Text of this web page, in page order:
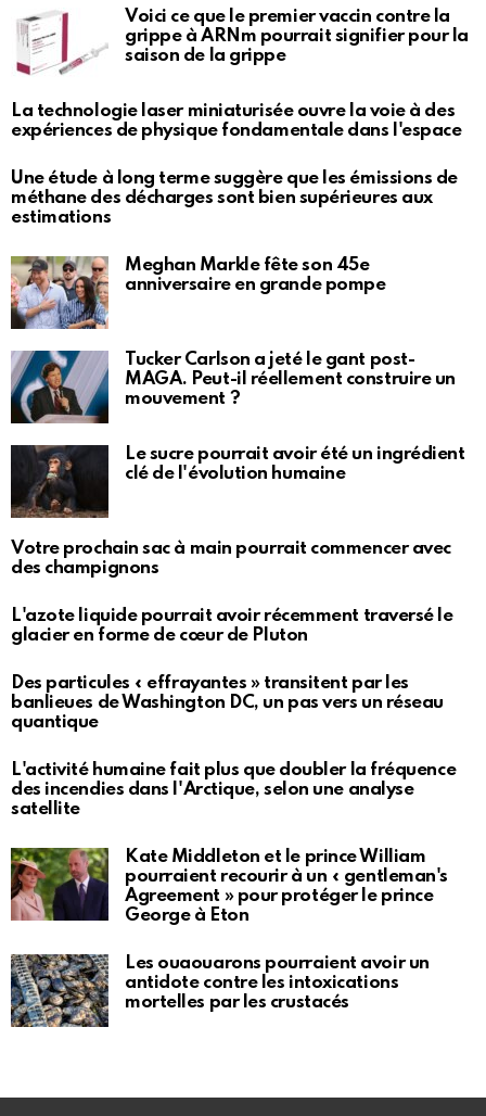
Voici ce que le premier vaccin contre la
grippe à ARNm pourrait signifier pour la
saison de la grippe
La technologie laser miniaturisée ouvre la voie à des
expériences de physique fondamentale dans l'espace
Une étude à long terme suggère que les émissions de
méthane des décharges sont bien supérieures aux
estimations
Meghan Markle fête son 45e
anniversaire en grande pompe
Tucker Carlson a jeté le gant post-
MAGA. Peut-il réellement construire un
mouvement ?
Le sucre pourrait avoir été un ingrédient
clé de l'évolution humaine
Votre prochain sac à main pourrait commencer avec
des champignons
L'azote liquide pourrait avoir récemment traversé le
glacier en forme de cœur de Pluton
Des particules « effrayantes » transitent par les
banlieues de Washington DC, un pas vers un réseau
quantique
L'activité humaine fait plus que doubler la fréquence
des incendies dans l'Arctique, selon une analyse
satellite
Kate Middleton et le prince William
pourraient recourir à un « gentleman's
Agreement » pour protéger le prince
George à Eton
Les ouaouarons pourraient avoir un
antidote contre les intoxications
mortelles par les crustacés